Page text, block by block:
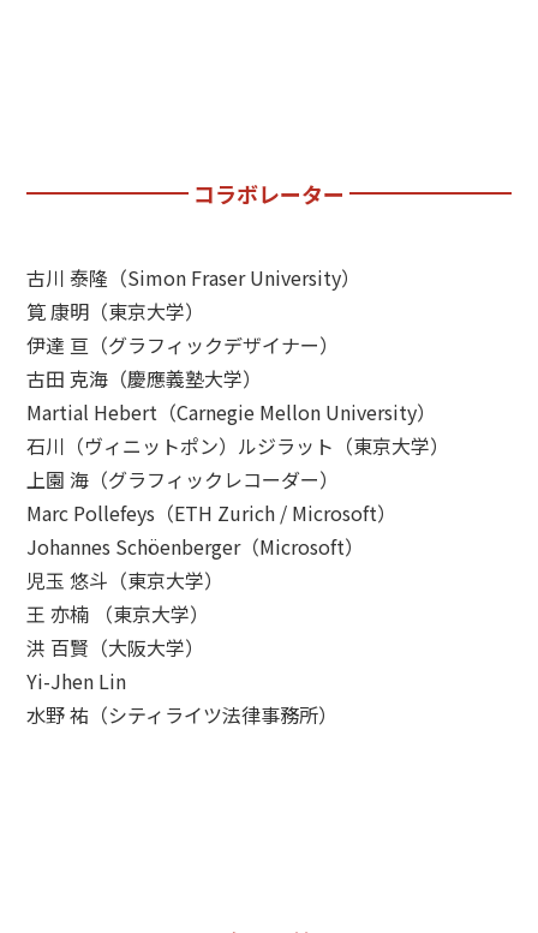
コラボレーター
古川 泰隆（Simon Fraser University）
筧 康明（東京大学）
伊達 亘（グラフィックデザイナー）
古田 克海（慶應義塾大学）
Martial Hebert（Carnegie Mellon University）
石川（ヴィニットポン）ルジラット（東京大学）
上園 海（グラフィックレコーダー）
Marc Pollefeys（ETH Zurich / Microsoft）
Johannes Schöenberger（Microsoft）
児玉 悠斗（東京大学）
王 亦楠 （東京大学）
洪 百賢（大阪大学）
Yi-Jhen Lin
水野 祐（シティライツ法律事務所）